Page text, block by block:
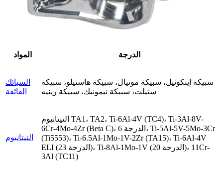
المواد الدرجة
السبائك
الفائقة
سبيكة إينكونيل، سبيكة مونيال، سبيكة هاستيلو، سبيكة
ستيلت، سبيكة نيمونيك، سبيكة رينيه
التيتانيوم
التيتانيوم TA1، TA2، Ti-6Al-4V (TC4)، Ti-3Al-8V-
6Cr-4Mo-4Zr (Beta C)، الدرجة 6، Ti-5Al-5V-5Mo-3Cr
(Ti5553)، Ti-6.5Al-1Mo-1V-2Zr (TA15)، Ti-6Al-4V
ELI (الدرجة 23)، Ti-8Al-1Mo-1V (الدرجة 20)، 11Cr-
3Al (TC11)